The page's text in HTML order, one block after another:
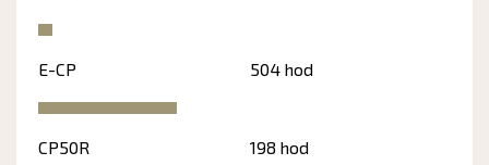
E-CP 504 hod
CP50R 198 hod